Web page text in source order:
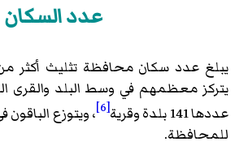
عدد السكان
يبلغ عدد سكان محافظة تثليث أكثر من 61291 ألف
يتركز معظمهم في وسط البلد والقرى
عددها 141 بلدة وقرية
[6]
، ويتوزع الباقون
للمحافظة.